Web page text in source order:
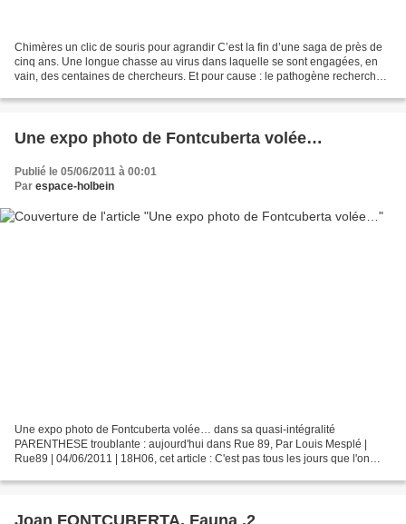
Chimères un clic de souris pour agrandir C’est la fin d’une saga de près de
cinq ans. Une longue chasse au virus dans laquelle se sont engagées, en
vain, des centaines de chercheurs. Et pour cause : le pathogène recherché
Une expo photo de Fontcuberta volée…
Publié le 05/06/2011 à 00:01
Par espace-holbein
Une expo photo de Fontcuberta volée… dans sa quasi-intégralité
PARENTHESE troublante : aujourd'hui dans Rue 89, Par Louis Mesplé |
Rue89 | 04/06/2011 | 18H06, cet article : C'est pas tous les jours que l'on
Joan FONTCUBERTA, Fauna .2